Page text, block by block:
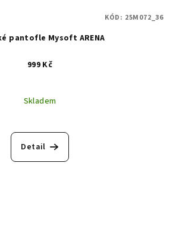
pantofle Mysoft ARENA
999 Kč
Skladem
Detail
KÓD: 25M072_36